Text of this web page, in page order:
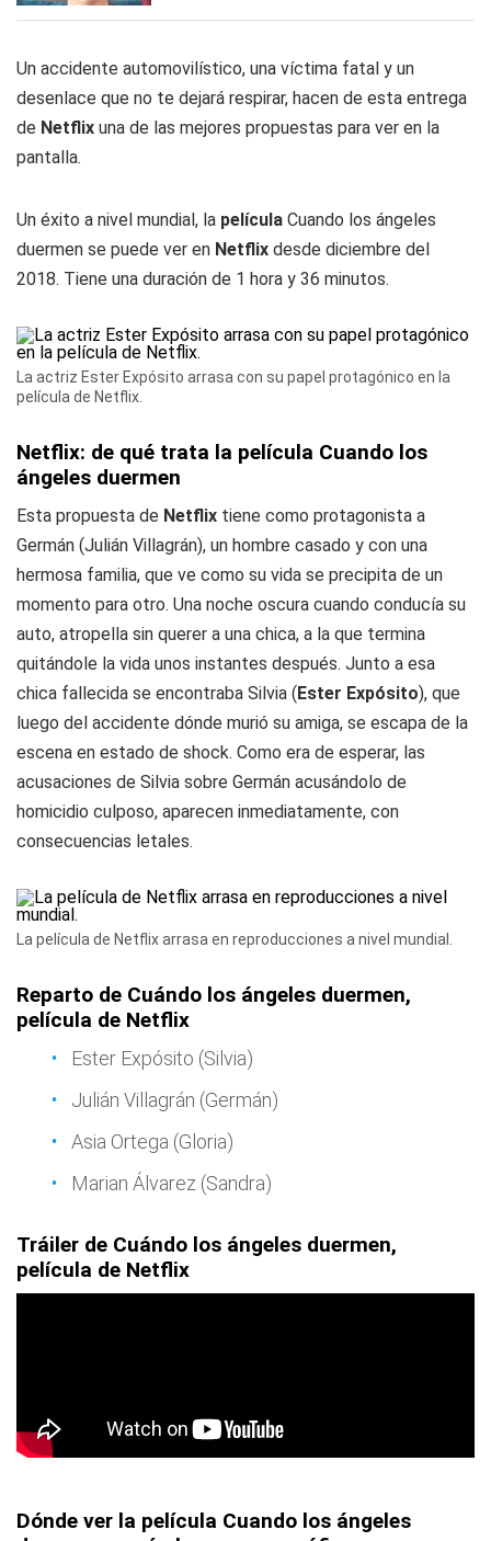
Un accidente automovilístico, una víctima fatal y un
desenlace que no te dejará respirar, hacen de esta entrega
de Netflix una de las mejores propuestas para ver en la
pantalla.
Un éxito a nivel mundial, la película Cuando los ángeles
duermen se puede ver en Netflix desde diciembre del
2018. Tiene una duración de 1 hora y 36 minutos.
La actriz Ester Expósito arrasa con su papel protagónico en la
película de Netflix.
Netflix: de qué trata la película Cuando los
ángeles duermen
Esta propuesta de Netflix tiene como protagonista a
Germán (Julián Villagrán), un hombre casado y con una
hermosa familia, que ve como su vida se precipita de un
momento para otro. Una noche oscura cuando conducía su
auto, atropella sin querer a una chica, a la que termina
quitándole la vida unos instantes después. Junto a esa
chica fallecida se encontraba Silvia (Ester Expósito), que
luego del accidente dónde murió su amiga, se escapa de la
escena en estado de shock. Como era de esperar, las
acusaciones de Silvia sobre Germán acusándolo de
homicidio culposo, aparecen inmediatamente, con
consecuencias letales.
La película de Netflix arrasa en reproducciones a nivel mundial.
Reparto de Cuándo los ángeles duermen,
película de Netflix
Ester Expósito (Silvia)
Julián Villagrán (Germán)
Asia Ortega (Gloria)
Marian Álvarez (Sandra)
Tráiler de Cuándo los ángeles duermen,
película de Netflix
Dónde ver la película Cuando los ángeles